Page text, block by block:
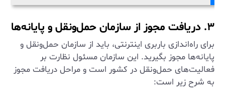
۳. دریافت مجوز از سازمان حمل‌ونقل و پایانه‌ها
برای راه‌اندازی باربری اینترنتی، باید از سازمان حمل‌ونقل و
پایانه‌ها مجوز بگیرید. این سازمان مسئول نظارت بر
فعالیت‌های حمل‌ونقل در کشور است و مراحل دریافت مجوز
به شرح زیر است: